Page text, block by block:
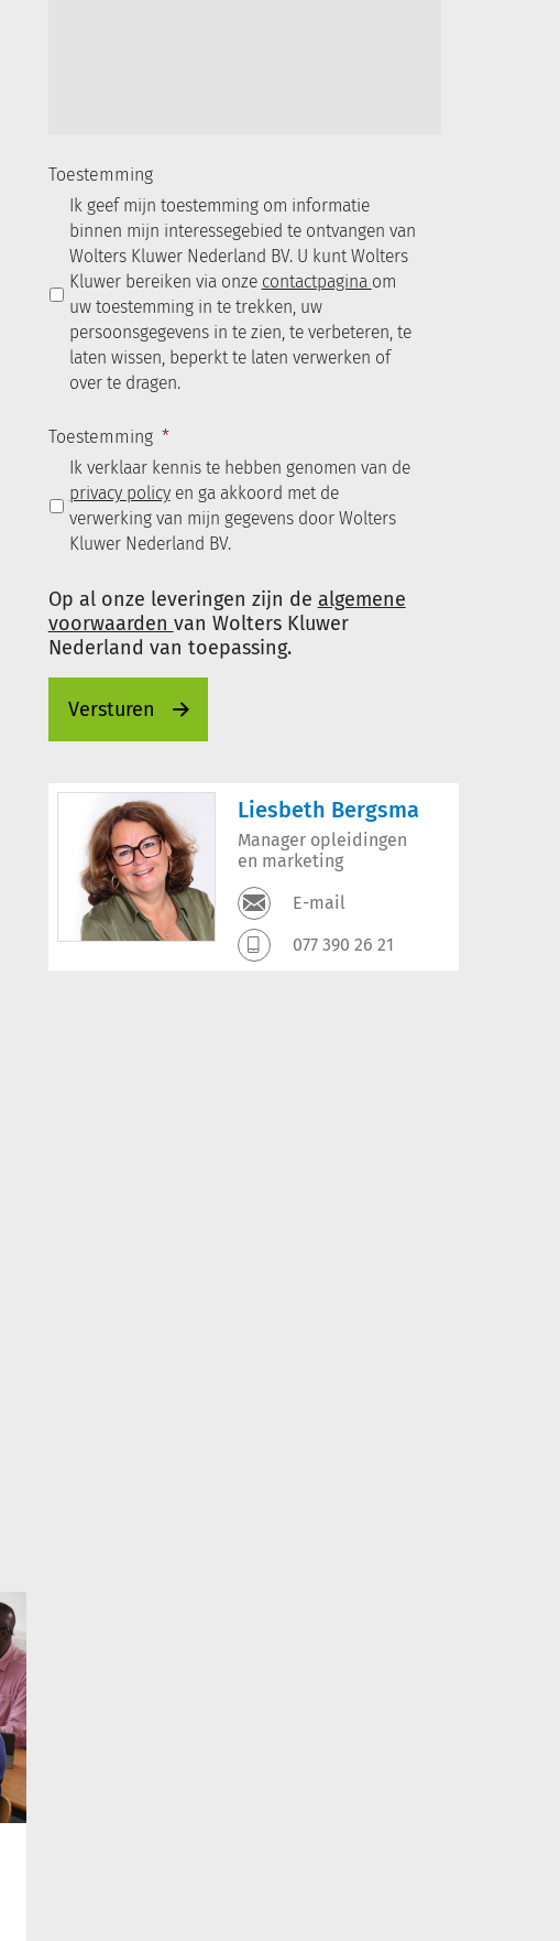
Toestemming
Ik geef mijn toestemming om informatie
binnen mijn interessegebied te ontvangen van
Wolters Kluwer Nederland BV. U kunt Wolters
Kluwer bereiken via onze contactpagina om
uw toestemming in te trekken, uw
persoonsgegevens in te zien, te verbeteren, te
laten wissen, beperkt te laten verwerken of
over te dragen.
Toestemming *
Ik verklaar kennis te hebben genomen van de
privacy policyen ga akkoord met de
verwerking van mijn gegevens door Wolters
Kluwer Nederland BV.
Op al onze leveringen zijn de algemene
voorwaarden van Wolters Kluwer
Nederland van toepassing.
Liesbeth Bergsma
Manager opleidingen
en marketing
E-mail
077 390 26 21